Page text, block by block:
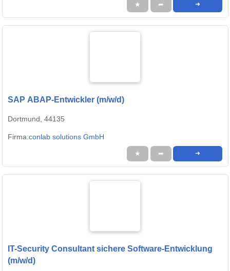
★ ➦ ➜
SAP ABAP-Entwickler (m/w/d)
Dortmund, 44135
Firma:conlab solutions GmbH
★ ➦ ➜
IT-Security Consultant sichere Software-Entwicklung
(m/w/d)